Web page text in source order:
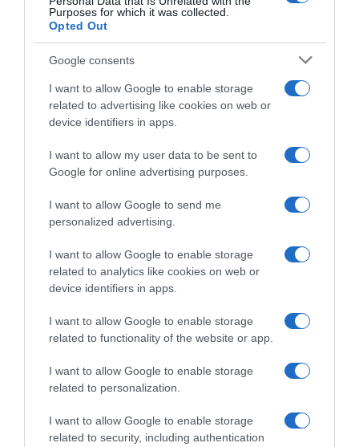
Purposes for which it was collected.
Opted Out
Google consents
I want to allow Google to enable storage
related to advertising like cookies on web or
device identifiers in apps.
I want to allow my user data to be sent to
Google for online advertising purposes.
I want to allow Google to send me
personalized advertising.
I want to allow Google to enable storage
related to analytics like cookies on web or
device identifiers in apps.
I want to allow Google to enable storage
related to functionality of the website or app.
I want to allow Google to enable storage
related to personalization.
I want to allow Google to enable storage
related to security, including authentication
PRODUTOS E MARCAS
Pai Natal chega ao Forum Madeira este sábado
18 Nov 10:21
PRODUTOS E MARCAS
MadeiraShopping inaugura iluminação de
Natal com concerto do coro infantil